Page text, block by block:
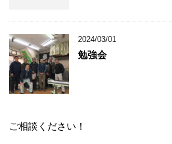
2024/03/01
勉強会
ご相談ください！